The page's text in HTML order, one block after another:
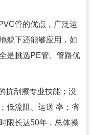
管的优点，广泛运
貌下还能够应用，如
是挑选PE管。管路优
刮擦专业技能；没
低流阻、运送 率；省
限长达50年，总体操